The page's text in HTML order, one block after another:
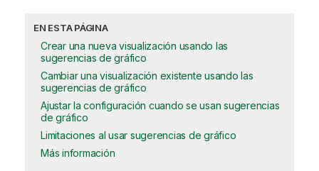
EN ESTA PÁGINA
Crear una nueva visualización usando las
sugerencias de gráfico
Cambiar una visualización existente usando las
sugerencias de gráfico
Ajustar la configuración cuando se usan sugerencias
de gráfico
Limitaciones al usar sugerencias de gráfico
Más información